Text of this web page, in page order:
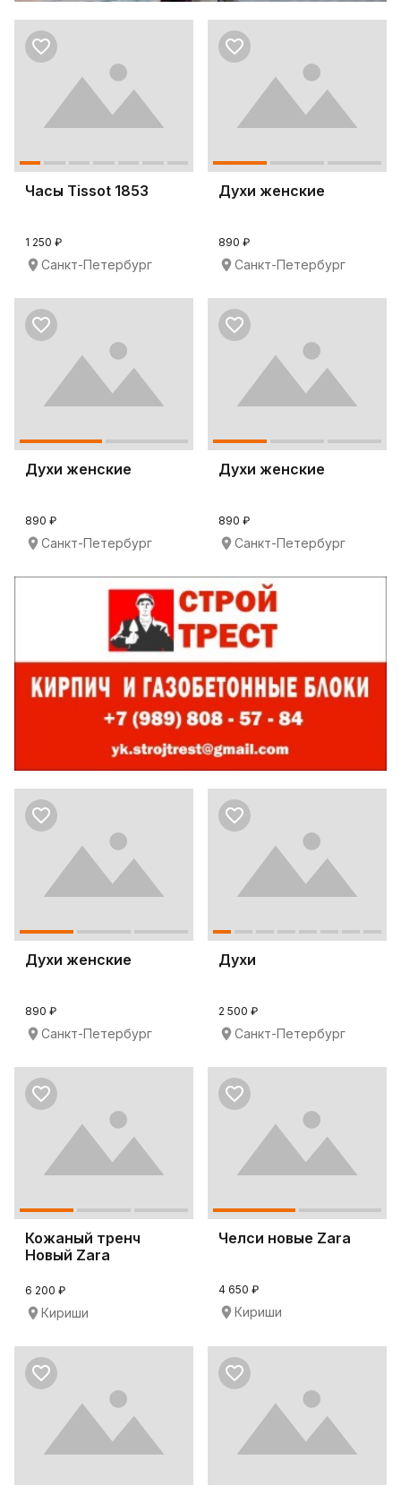
Часы Tissot 1853
1 250 ₽
Санкт-Петербург
Духи женские
890 ₽
Санкт-Петербург
Духи женские
890 ₽
Санкт-Петербург
Духи женские
890 ₽
Санкт-Петербург
Духи женские
890 ₽
Санкт-Петербург
Духи
2 500 ₽
Санкт-Петербург
Кожаный тренч
Новый Zara
6 200 ₽
Кириши
Челси новые Zara
4 650 ₽
Кириши